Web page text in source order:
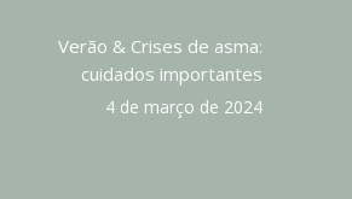
Verão & Crises de asma:
cuidados importantes
4 de março de 2024